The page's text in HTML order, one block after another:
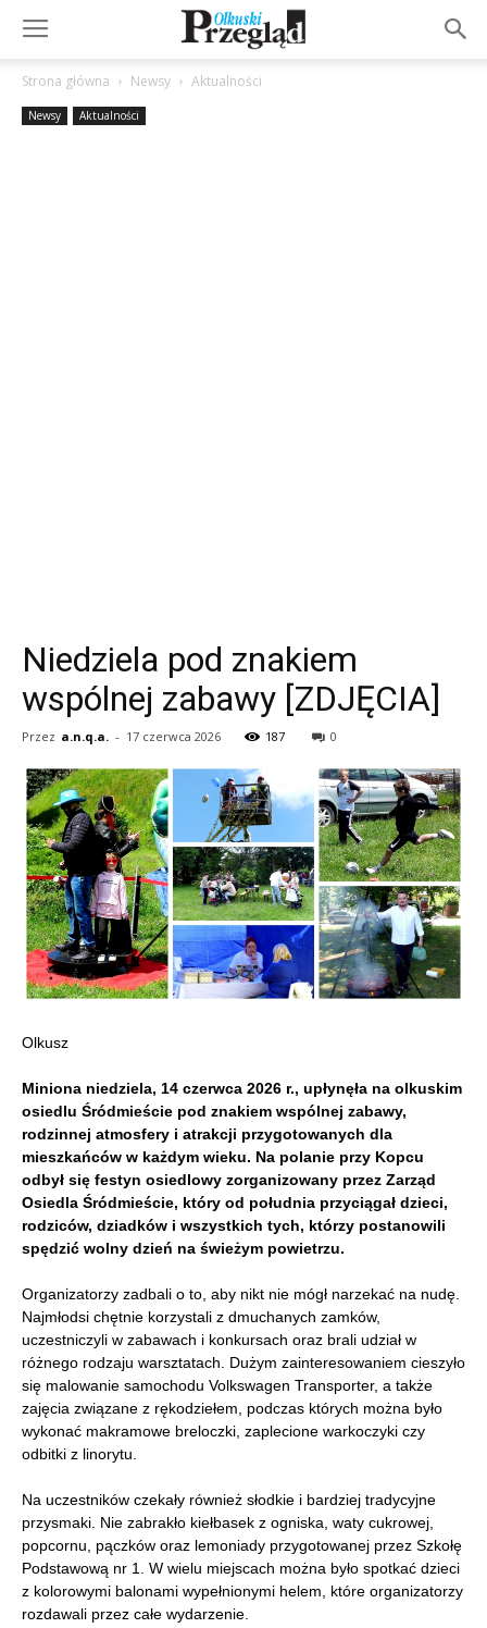
Strona główna Newsy Aktualności
Newsy Aktualności
Niedziela pod znakiem
wspólnej zabawy [ZDJĘCIA]
Przez a.n.q.a. - 17 czerwca 2026 187 0
Olkusz
Miniona niedziela, 14 czerwca 2026 r., upłynęła na olkuskim
osiedlu Śródmieście pod znakiem wspólnej zabawy,
rodzinnej atmosfery i atrakcji przygotowanych dla
mieszkańców w każdym wieku. Na polanie przy Kopcu
odbył się festyn osiedlowy zorganizowany przez Zarząd
Osiedla Śródmieście, który od południa przyciągał dzieci,
rodziców, dziadków i wszystkich tych, którzy postanowili
spędzić wolny dzień na świeżym powietrzu.
Organizatorzy zadbali o to, aby nikt nie mógł narzekać na nudę.
Najmłodsi chętnie korzystali z dmuchanych zamków,
uczestniczyli w zabawach i konkursach oraz brali udział w
różnego rodzaju warsztatach. Dużym zainteresowaniem cieszyło
się malowanie samochodu Volkswagen Transporter, a także
zajęcia związane z rękodziełem, podczas których można było
wykonać makramowe breloczki, zaplecione warkoczyki czy
odbitki z linorytu.
Na uczestników czekały również słodkie i bardziej tradycyjne
przysmaki. Nie zabrakło kiełbasek z ogniska, waty cukrowej,
popcornu, pączków oraz lemoniady przygotowanej przez Szkołę
Podstawową nr 1. W wielu miejscach można było spotkać dzieci
z kolorowymi balonami wypełnionymi helem, które organizatorzy
rozdawali przez całe wydarzenie.